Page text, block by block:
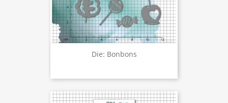
Die: Bonbons